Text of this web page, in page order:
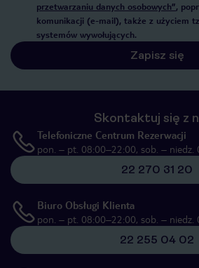
przetwarzaniu danych osobowych”,
komunikacji (e-mail), także z użyciem
systemów wywołujących.
Zapisz się
Skontaktuj się z
Telefoniczne Centrum Rezerwacji
pon. – pt. 08:00–22:00, sob. – niedz.
22 270 31 20
Biuro Obsługi Klienta
pon. – pt. 08:00–22:00, sob. – niedz.
22 255 04 02